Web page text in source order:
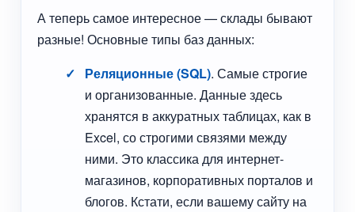
А теперь самое интересное — склады бывают
разные! Основные типы баз данных:
Реляционные (SQL). Самые строгие
и организованные. Данные здесь
хранятся в аккуратных таблицах, как в
Excel, со строгими связями между
ними. Это классика для интернет-
магазинов, корпоративных порталов и
блогов. Кстати, если вашему сайту на